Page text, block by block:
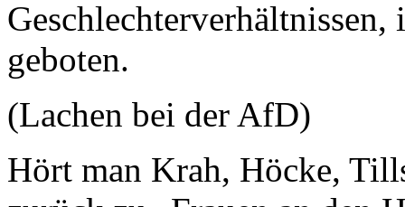
geboten.
(Lachen bei der AfD)
Hört man Krah, Höcke,